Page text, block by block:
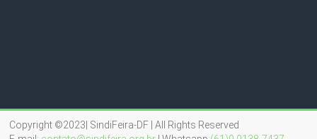
Copyright ©2023| SindiFeira-DF | All Rights Reserved